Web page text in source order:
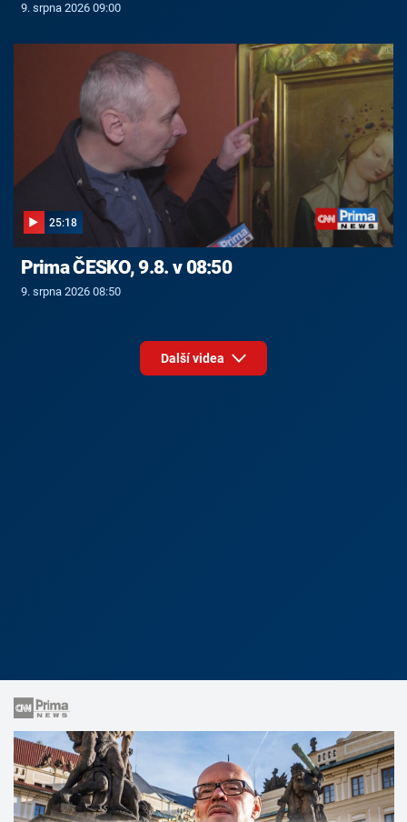
9. srpna 2026 09:00
25:18
Prima ČESKO, 9.8. v 08:50
9. srpna 2026 08:50
Další videa